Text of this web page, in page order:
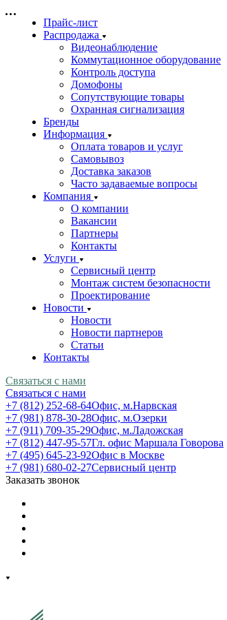
Прайс-лист
Распродажа
Видеонаблюдение
Коммутационное оборудование
Контроль доступа
Домофоны
Сопутствующие товары
Охранная сигнализация
Бренды
Информация
Оплата товаров и услуг
Самовывоз
Доставка заказов
Часто задаваемые вопросы
Компания
О компании
Вакансии
Партнеры
Контакты
Услуги
Сервисный центр
Монтаж систем безопасности
Проектирование
Новости
Новости
Новости партнеров
Статьи
Контакты
Связаться с нами
Связаться с нами
+7 (812) 252-68-64Офис, м.Нарвская
+7 (981) 878-30-28Офис, м.Озерки
+7 (911) 709-35-29Офис, м.Ладожская
+7 (812) 447-95-57Гл. офис Маршала Говорова
+7 (495) 645-23-92Офис в Москве
+7 (981) 680-02-27Сервисный центр
Заказать звонок